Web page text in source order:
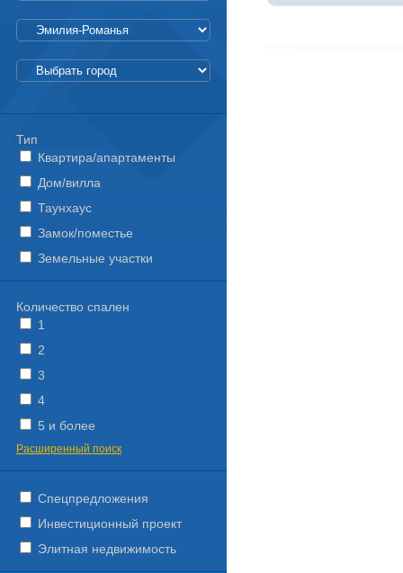
Тип
Квартира/апартаменты
Дом/вилла
Таунхаус
Замок/поместье
Земельные участки
Количество спален
1
2
3
4
5 и более
Расширенный поиск
Спецпредложения
Инвестиционный проект
Элитная недвижимость